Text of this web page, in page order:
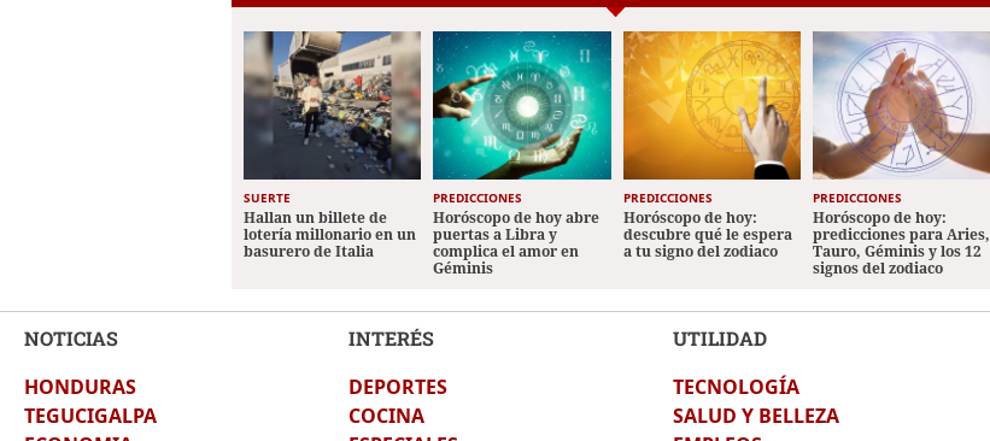
SUERTE
Hallan un billete de
lotería millonario en un
basurero de Italia
PREDICCIONES
Horóscopo de hoy abre
puertas a Libra y
complica el amor en
Géminis
PREDICCIONES
Horóscopo de hoy:
descubre qué le espera
a tu signo del zodiaco
PREDICCIONES
Horóscopo de hoy:
predicciones para Aries,
Tauro, Géminis y los 12
signos del zodiaco
NOTICIAS
HONDURAS
TEGUCIGALPA
INTERÉS
DEPORTES
COCINA
UTILIDAD
TECNOLOGÍA
SALUD Y BELLEZA